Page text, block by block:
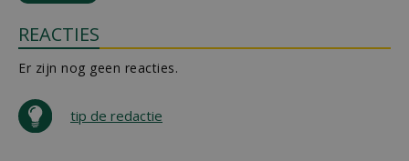
REACTIES
Er zijn nog geen reacties.
tip de redactie